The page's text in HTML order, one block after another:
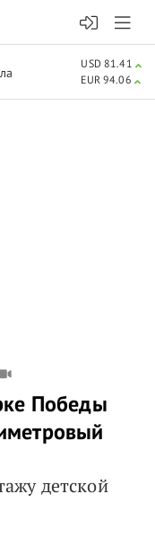
Победы
детской
USD 81.41
EUR 94.06